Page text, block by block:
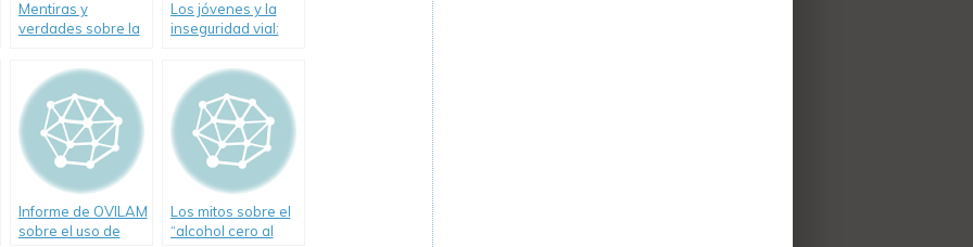
Mentiras y
verdades sobre la
conducción-
Informe de Ovilam
Los jóvenes y la
inseguridad vial:
Malvinas por año
Informe de OVILAM
sobre el uso de
Los mitos sobre el
“alcohol cero al